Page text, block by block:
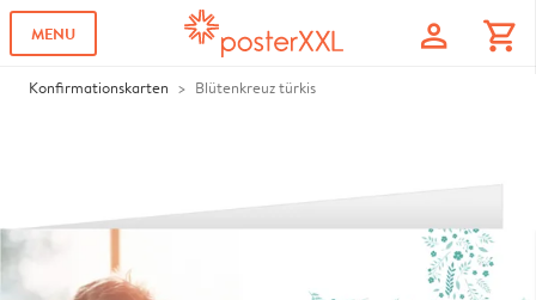
MENU profile shopping_cart
Konfirmationskarten Blütenkreuz türkis